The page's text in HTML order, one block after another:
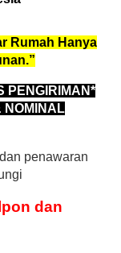
Rumah Hanya
PENGIRIMAN*
NOMINAL
penawaran
dan